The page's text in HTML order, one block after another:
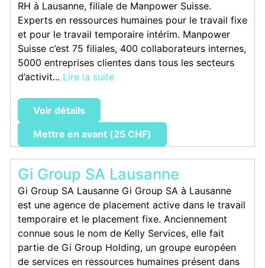
RH à Lausanne, filiale de Manpower Suisse.
Experts en ressources humaines pour le travail fixe
et pour le travail temporaire intérim. Manpower
Suisse c’est 75 filiales, 400 collaborateurs internes,
5000 entreprises clientes dans tous les secteurs
d’activit... Lire la suite
Voir détails
Mettre en avant (25 CHF)
Gi Group SA Lausanne
Gi Group SA Lausanne Gi Group SA à Lausanne
est une agence de placement active dans le travail
temporaire et le placement fixe. Anciennement
connue sous le nom de Kelly Services, elle fait
partie de Gi Group Holding, un groupe européen
de services en ressources humaines présent dans